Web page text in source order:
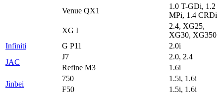
Venue QX1
1.0 T-GDi, 1.2
MPi, 1.4 CRDi
XG I
2.4, XG25,
XG30, XG350
Infiniti
G P11
2.0i
JAC
J7
2.0, 2.4
Refine M3
1.6i
Jinbei
750
1.5i, 1.6i
F50
1.5i, 1.6i